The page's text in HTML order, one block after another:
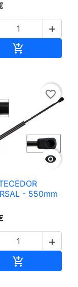



favorite_border
- 550mm

